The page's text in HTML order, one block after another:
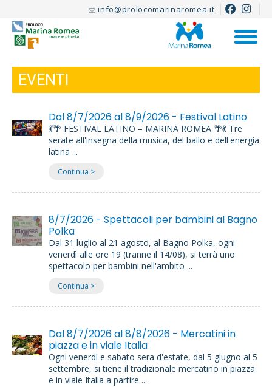
info@prolocomarinaromea.it
EVENTI
Dal 8/7/2026 al 8/9/2026 - Festival Latino
💃🌴 FESTIVAL LATINO – MARINA ROMEA 🌴💃 Tre
serate all'insegna della musica, del ballo e dell'energia
latina ...
Continua >
8/7/2026 - Spettacoli per bambini al Bagno
Polka
Dal 31 luglio al 21 agosto, al Bagno Polka, ogni
venerdì alle ore 19 (tranne il 14/08), si terrà uno
spettacolo per bambini nell'ambito ...
Continua >
Dal 8/7/2026 al 8/8/2026 - Mercatini in
piazza e in viale Italia
Ogni venerdì e sabato sera d'estate, dal 5 giugno al 5
settembre, si tiene il tradizionale mercatino in piazza
e in viale Italia a partire ...